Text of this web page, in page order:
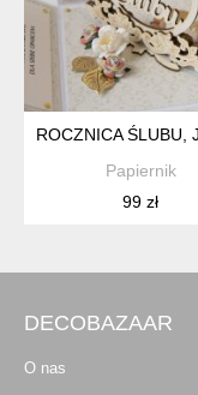
ROCZNICA ŚLUBU,
Papiernik
99 zł
DECOBAZAAR
O nas